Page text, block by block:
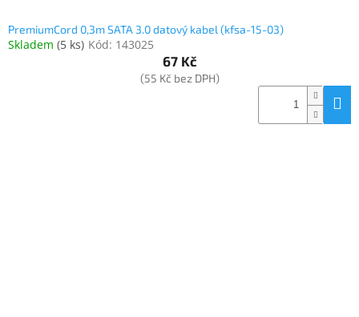
PremiumCord 0,3m SATA 3.0 datový kabel (kfsa-15-03)
Skladem (5 ks) Kód: 143025
67 Kč
(55 Kč bez DPH)